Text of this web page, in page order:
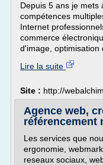
Depuis 5 ans je mets
compétences
Internet
commerce
d'image, optimisation
Lire la suite
Site : http://
Agence web,
référencement
Les services que
ergonomie,
reseaux sociaux,